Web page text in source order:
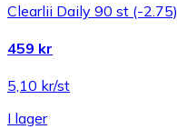
Clearlii Daily 90 st (-2.75)
459 kr
5,10 kr/st
I lager